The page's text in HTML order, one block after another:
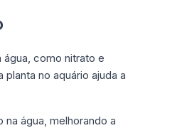
como nitrato e
no aquário ajuda a
água, melhorando a